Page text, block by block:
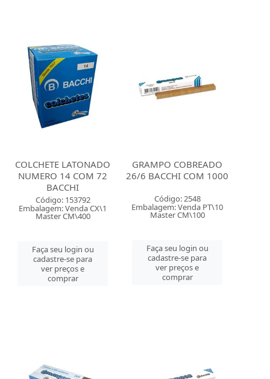
COLCHETE LATONADO
NUMERO 14 COM 72
BACCHI
Código: 153792
Embalagem: Venda CX\1
Master CM\400
Faça seu login ou
cadastre-se para
ver preços e
comprar
GRAMPO COBREADO
26/6 BACCHI COM 1000
Código: 2548
Embalagem: Venda PT\10
Master CM\100
Faça seu login ou
cadastre-se para
ver preços e
comprar